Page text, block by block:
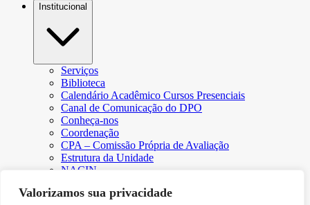
Valorizamos sua privacidade
Institucional
Serviços
Biblioteca
Calendário Acadêmico Cursos Presenciais
Canal de Comunicação do DPO
Conheça-nos
Coordenação
CPA – Comissão Própria de Avaliação
Estrutura da Unidade
NACIN
Núcleo de Apoio Psicopedagógico